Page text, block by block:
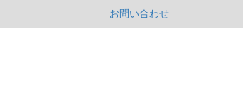
お問い合わせ